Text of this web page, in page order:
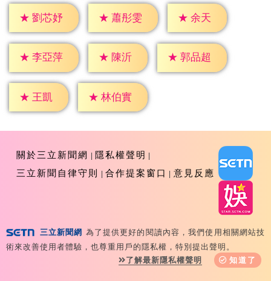
★ 劉芯妤 ★ 蕭彤雯 ★ 余天
★ 李亞萍 ★ 陳沂 ★ 郭品超
★ 王凱 ★ 林伯實
關於三立新聞網
隱私權聲明
三立新聞自律守則
合作提案窗口 意見反應
Copyright ©2026 Sanlih E-Television All Rights
Reserved 版權所有 盜用必究 台北市內湖區舊宗路一段159
號 02-8792-8888
三立新聞網 為了提供更好的閱讀內容，我們使用相關網站技
術來改善使用者體驗，也尊重用戶的隱私權，特別提出聲明。
了解最新隱私權聲明
知道了